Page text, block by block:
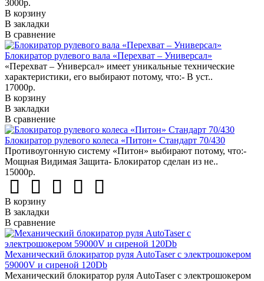
3000р.
В корзину
В закладки
В сравнение
Блокиратор рулевого вала «Перехват – Универсал»
«Перехват – Универсал» имеет уникальные технические
характеристики, его выбирают потому, что:- В уст..
17000р.
В корзину
В закладки
В сравнение
Блокиратор рулевого колеса «Питон» Стандарт 70/430
Противоугонную систему «Питон» выбирают потому, что:-
Мощная Видимая Защита- Блокиратор сделан из не..
15000р.
В корзину
В закладки
В сравнение
Механический блокиратор руля AutoTaser с электрошокером
59000V и сиреной 120Db
Механический блокиратор руля AutoTaser с электрошокером